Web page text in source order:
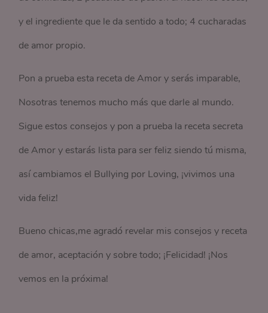
y el ingrediente que le da sentido a todo; 4 cucharadas
de amor propio.
Pon a prueba esta receta de Amor y serás imparable,
Nosotras tenemos mucho más que darle al mundo.
Sigue estos consejos y pon a prueba la receta secreta
de Amor y estarás lista para ser feliz siendo tú misma,
así cambiamos el Bullying por Loving, ¡vivimos una
vida feliz!
Bueno chicas,me agradó revelar mis consejos y receta
de amor, aceptación y sobre todo; ¡Felicidad! ¡Nos
vemos en la próxima!